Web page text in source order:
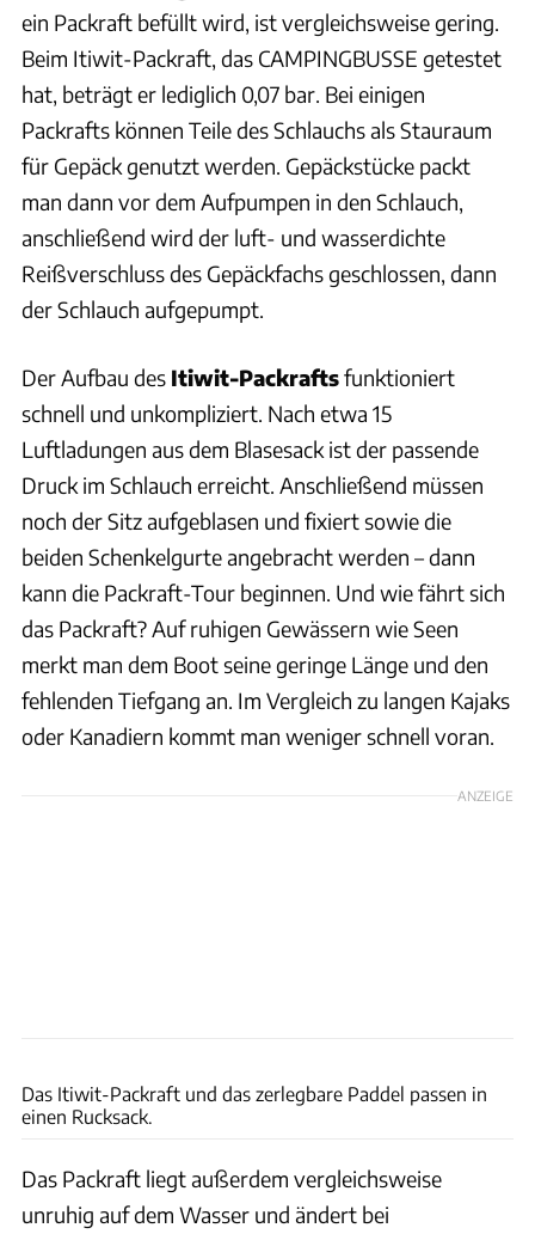
ein Packraft befüllt wird, ist vergleichsweise gering.
Beim Itiwit-Packraft, das CAMPINGBUSSE getestet
hat, beträgt er lediglich 0,07 bar. Bei einigen
Packrafts können Teile des Schlauchs als Stauraum
für Gepäck genutzt werden. Gepäckstücke packt
man dann vor dem Aufpumpen in den Schlauch,
anschließend wird der luft- und wasserdichte
Reißverschluss des Gepäckfachs geschlossen, dann
der Schlauch aufgepumpt.
Der Aufbau des Itiwit-Packraftsfunktioniert
schnell und unkompliziert. Nach etwa 15
Luftladungen aus dem Blasesack ist der passende
Druck im Schlauch erreicht. Anschließend müssen
noch der Sitz aufgeblasen und fixiert sowie die
beiden Schenkelgurte angebracht werden – dann
kann die Packraft-Tour beginnen. Und wie fährt sich
das Packraft? Auf ruhigen Gewässern wie Seen
merkt man dem Boot seine geringe Länge und den
fehlenden Tiefgang an. Im Vergleich zu langen Kajaks
oder Kanadiern kommt man weniger schnell voran.
ANZEIGE
Das Itiwit-Packraft und das zerlegbare Paddel passen in
einen Rucksack.
Das Packraft liegt außerdem vergleichsweise
unruhig auf dem Wasser und ändert bei